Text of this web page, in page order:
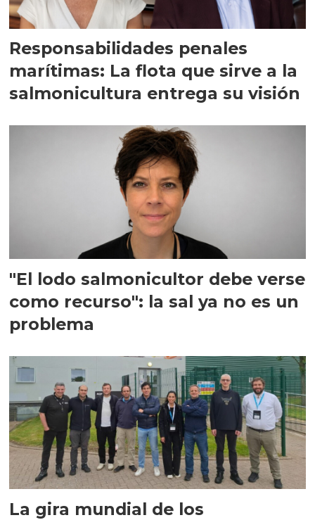
Responsabilidades penales
marítimas: La flota que sirve a la
salmonicultura entrega su visión
"El lodo salmonicultor debe verse
como recurso": la sal ya no es un
problema
La gira mundial de los